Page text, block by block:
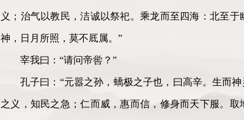
义；治气以教民，洁诚以祭祀。乘龙而至四海：北至
神，日月所照，莫不厎属。”
宰我曰：“请问帝喾？”
孔子曰：“元嚣之孙，蟜极之子也，曰高辛。生而
之义，知民之急；仁而威，惠而信，修身而天下服。